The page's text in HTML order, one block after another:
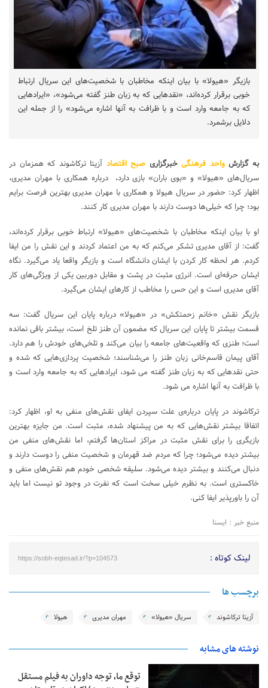
بازیگر «هیولا» با بیان اینکه مخاطبان با شخصیت‌های این سریال ارتباط
خوبی برقرار کرده‌اند، «نقدهایی که به زبان طنز گفته می‌شود»، «ایرادهایی
که به جامعه وارد است و با ظرافت به آنها اشاره می‌شود» را از جمله این
دلایل برشمرد.
به گزارشواحد فرهنگی خبرگزاری صبح اقتصاد آزیتا ترکاشوند که همزمان در
سریال‌های «هیولا» و «بوی باران» بازی دارد، درباره همکاری با مهران مدیری،
اظهار کرد: حضور در سریال هیولا و همکاری با مهران مدیری بهترین فرصت برایم
بود؛ چرا که خیلی‌ها دوست دارند با مهران مدیری کار کنند.
او با بیان اینکه مخاطبان با شخصیت‌های «هیولا» ارتباط خوبی برقرار کرده‌اند،
گفت: از آقای مدیری تشکر می‌کنم که به من اعتماد کردند و این نقش را من ایفا
کردم. هر لحظه کار کردن با ایشان دانشگاه است و بازیگر واقعا یاد می‌گیرد. نگاه
ایشان حرفه‌ای است. انرژی مثبت در پشت و مقابل دوربین یکی از ویژگی‌های کار
آقای مدیری است و این حس را مخاطب از کارهای ایشان می‌گیرد.
بازیگر نقش «خانم زحمتکش» در «هیولا» درباره‌ پایان این سریال گفت: سه
قسمت بیشتر تا پایان این سریال که مضمون آن طنز تلخ است، بیشتر باقی نمانده
است؛ طنزی که واقعیت‌های جامعه را بیان می‌کند و تلخی‌های خودش را هم دارد.
آقای پیمان قاسم‌خانی زبان طنز را می‌شناسند؛ شخصیت‌ پردازی‌هایی که شده و
حتی نقدهایی که به زبان طنز گفته می شود، ایرادهایی که به جامعه وارد است و
با ظرافت به آنها اشاره می شود.
ترکاشوند در پایان درباره‌ی علت سپردن ایفای نقش‌های منفی به او، اظهار کرد:
اتفاقا بیشتر نقش‌هایی که به من پیشنهاد شده، مثبت است. من جایزه بهترین
بازیگری را برای نقش مثبت در مراکز استان‌ها گرفتم، اما نقش‌های منفی من
بیشتر دیده می‌شود؛ چرا که مردم ضد قهرمان و شخصیت منفی را دوست دارند و
دنبال می‌کنند و بیشتر دیده می‌شود. سلیقه شخصی خودم‌ هم نقش‌های منفی و
خاکستری است. به نظرم خیلی سخت است که نفرت در وجود تو نیست اما باید
آن را باورپذیر ایفا کنی.
منبع خبر : ایسنا
لینک کوتاه : https://sobh-eqtesad.ir/?p=104573
برچسب ها
آزیتا ترکاشوند سریال «هیولا» مهران مدیری هیولا
نوشته های مشابه
توقع ما، توجه داوران به فیلم مستقل